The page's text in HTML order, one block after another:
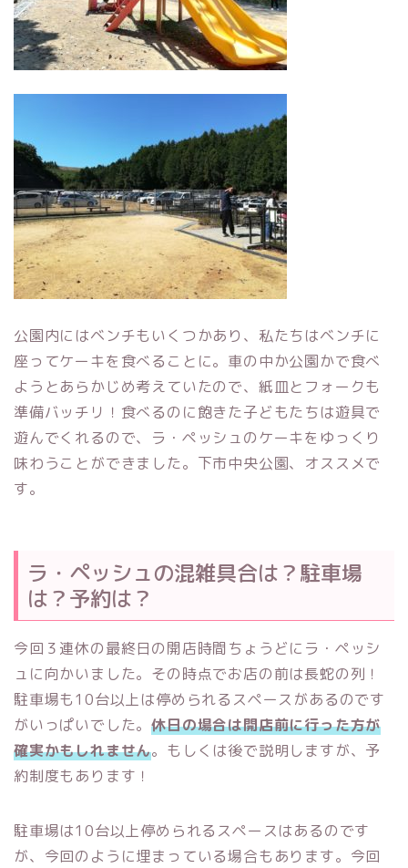
公園内にはベンチもいくつかあり、私たちはベンチに
座ってケーキを食べることに。車の中か公園かで食べ
ようとあらかじめ考えていたので、紙皿とフォークも
準備バッチリ！食べるのに飽きた子どもたちは遊具で
遊んでくれるので、ラ・ペッシュのケーキをゆっくり
味わうことができました。下市中央公園、オススメで
す。
ラ・ペッシュの混雑具合は？駐車場
は？予約は？
今回３連休の最終日の開店時間ちょうどにラ・ペッシ
ュに向かいました。その時点でお店の前は長蛇の列！
駐車場も10台以上は停められるスペースがあるのです
がいっぱいでした。休日の場合は開店前に行った方が
確実かもしれません。もしくは後で説明しますが、予
約制度もあります！
駐車場は10台以上停められるスペースはあるのです
が、今回のように埋まっている場合もあります。今回